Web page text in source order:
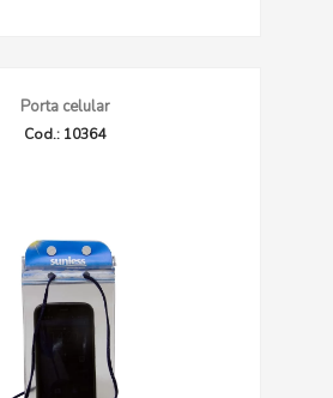
Porta celular
Cod.: 10364